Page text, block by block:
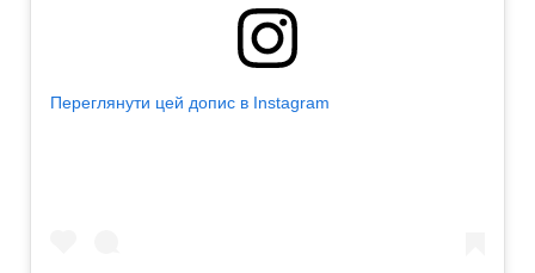
Переглянути цей допис в Instagram